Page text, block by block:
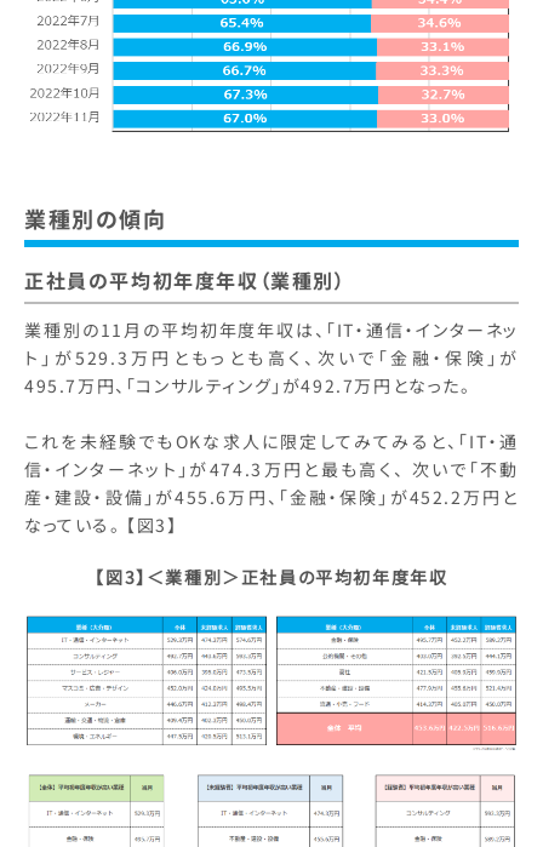
業種別の傾向
正社員の平均初年度年収（業種別）
業種別の11月の平均初年度年収は、「IT・通信・インターネッ
ト」が529.3万円ともっとも高く、次いで「金融・保険」が
495.7万円、「コンサルティング」が492.7万円となった。
これを未経験でもOKな求人に限定してみてみると、「IT・通
信・インターネット」が474.3万円と最も高く、 次いで「不動
産・建設・設備」が455.6万円、「金融・保険」が452.2万円と
なっている。 【図3】
【図3】＜業種別＞正社員の平均初年度年収